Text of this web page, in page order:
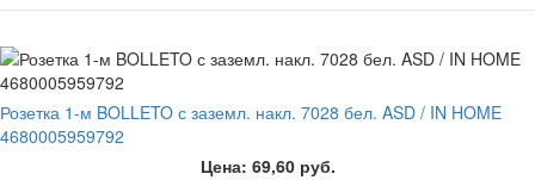
Розетка 1-м BOLLETO с заземл. накл. 7028 бел. ASD / IN HOME
4680005959792
Цена: 69,60 руб.